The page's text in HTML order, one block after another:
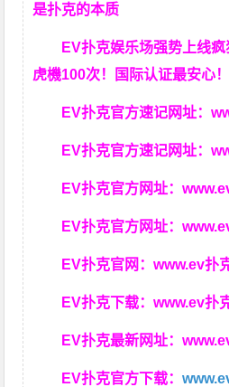
是扑克的本质
EV扑克娱乐场强势上线
虎機100次！国际认证最安心！
EV扑克官方速记网址：
EV扑克官方速记网址：
EV扑克官方网址：
EV扑克官方网址：
EV扑克官网：www.ev扑
EV扑克下载：www.ev扑
EV扑克最新网址：
EV扑克官方下载：